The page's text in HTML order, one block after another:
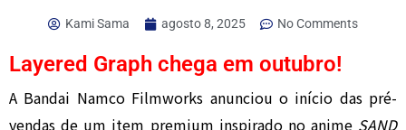
Kami Sama agosto 8, 2025 No Comments
Layered Graph chega em outubro!
A Bandai Namco Filmworks anunciou o início das pré-
vendas de um item premium inspirado no anime SAND